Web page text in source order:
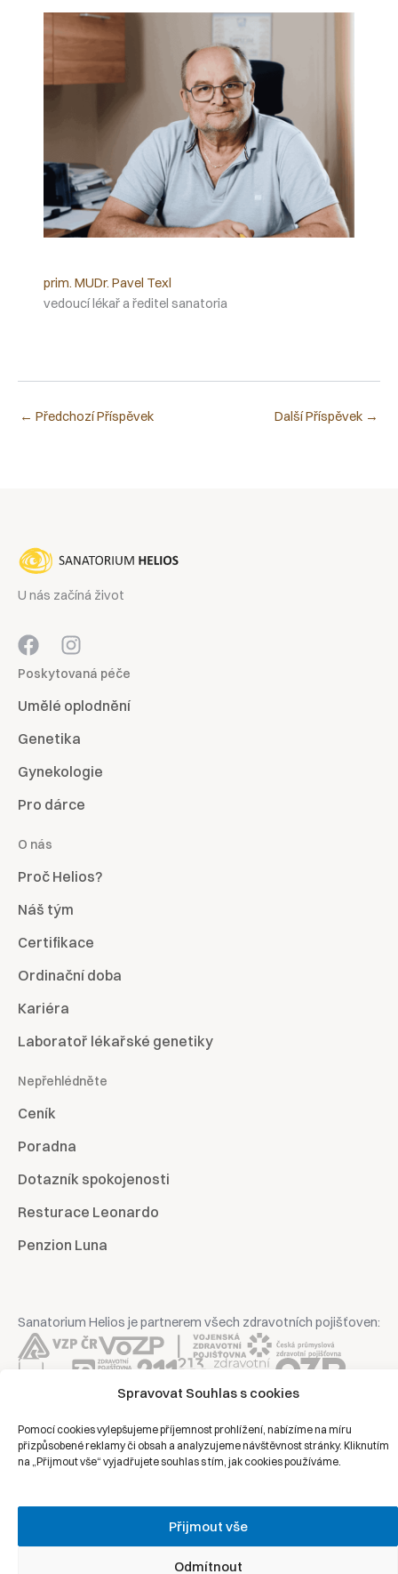
Spravovat Souhlas s cookies
Pomocí cookies vylepšujeme příjemnost prohlížení, nabízíme na míru
přizpůsobené reklamy či obsah a analyzujeme návštěvnost stránky. Kliknutím
na „Přijmout vše“ vyjadřujete souhlas s tím, jak cookies používáme.
Přijmout vše
Odmítnout
prim. MUDr. Pavel Texl
vedoucí lékař a ředitel sanatoria
← Předchozí Příspěvek Další Příspěvek →
U nás začíná život
Poskytovaná péče
Umělé oplodnění
Genetika
Gynekologie
Pro dárce
O nás
Proč Helios?
Náš tým
Certifikace
Ordinační doba
Kariéra
Laboratoř lékařské genetiky
Nepřehlédněte
Ceník
Poradna
Dotazník spokojenosti
Resturace Leonardo
Penzion Luna
Sanatorium Helios je partnerem všech zdravotních pojišťoven:
Ochrana osobních údajů
Právní prohlášení